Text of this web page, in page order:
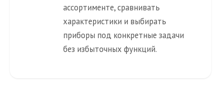
ассортименте, сравнивать
характеристики и выбирать
приборы под конкретные задачи
без избыточных функций.